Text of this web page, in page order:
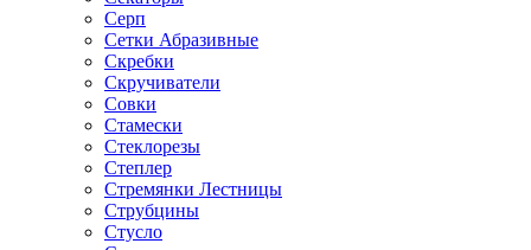
Серп
Сетки Абразивные
Скребки
Скручиватели
Совки
Стамески
Стеклорезы
Степлер
Стремянки Лестницы
Струбцины
Стусло